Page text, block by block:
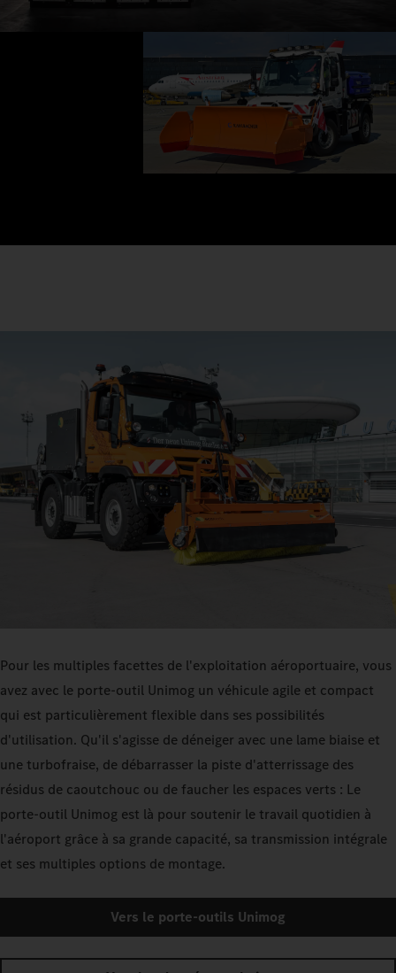
Pour les multiples facettes de l'exploitation aéroportuaire, vous
avez avec le porte-outil Unimog un véhicule agile et compact
qui est particulièrement flexible dans ses possibilités
d'utilisation. Qu'il s'agisse de déneiger avec une lame biaise et
une turbofraise, de débarrasser la piste d'atterrissage des
résidus de caoutchouc ou de faucher les espaces verts : Le
porte-outil Unimog est là pour soutenir le travail quotidien à
l'aéroport grâce à sa grande capacité, sa transmission intégrale
et ses multiples options de montage.
Vers le porte-outils Unimog